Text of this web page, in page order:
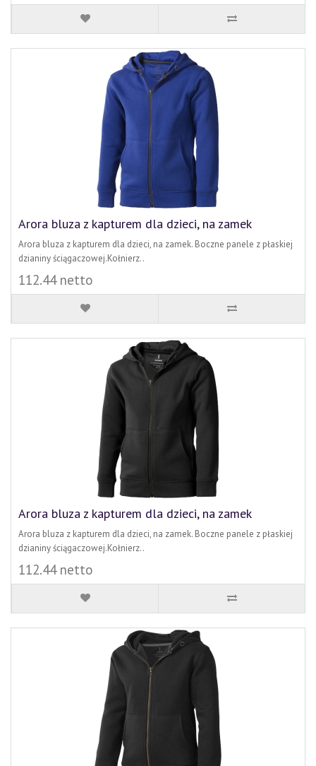
Arora bluza z kapturem dla dzieci, na zamek
Arora bluza z kapturem dla dzieci, na zamek. Boczne panele z płaskiej
dzianiny ściągaczowej.Kołnierz..
112.44 netto
Arora bluza z kapturem dla dzieci, na zamek
Arora bluza z kapturem dla dzieci, na zamek. Boczne panele z płaskiej
dzianiny ściągaczowej.Kołnierz..
112.44 netto